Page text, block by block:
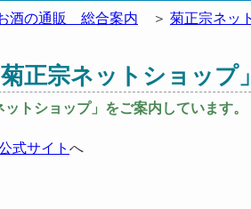
酒の通販 総合案内 ＞ 菊正宗ネッ
正宗ネットショップ
トショップ」をご案内しています。
式サイト へ